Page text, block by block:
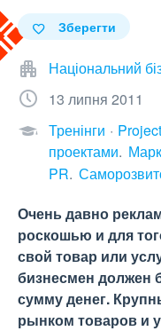
Зберегти
Національний
13 липня 2011
Тренінги
проектами
PR
Очень давно
роскошью и для
свой товар или
бизнесмен должен
сумму денег.
рынком товаров и